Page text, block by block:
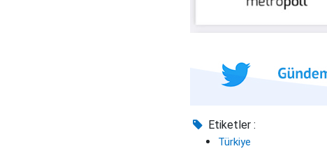
Etiketler :
Türkiye